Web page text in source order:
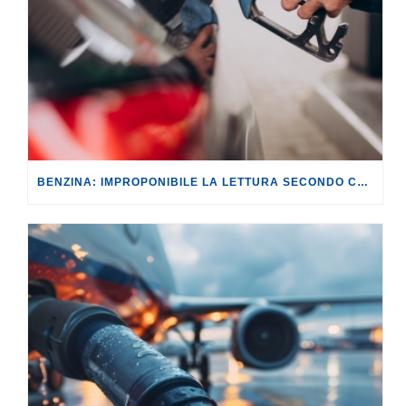
BENZINA: IMPROPONIBILE LA LETTURA SECONDO CUI PROROGARE IL TAGLIO DELLE ACCISE SIGNIFICA TASSARE TUTTI I CITTADINI.